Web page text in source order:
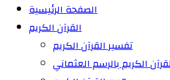
الصفحة الرئيسية
القرآن الكريم
تفسير القرآن الكريم
الكريم بالرسم العثماني